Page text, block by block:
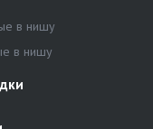
в нишу
в нишу